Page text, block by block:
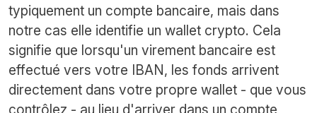
typiquement un compte bancaire, mais dans
notre cas elle identifie un wallet crypto. Cela
signifie que lorsqu'un virement bancaire est
effectué vers votre IBAN, les fonds arrivent
directement dans votre propre wallet - que vous
contrôlez - au lieu d'arriver dans un compte